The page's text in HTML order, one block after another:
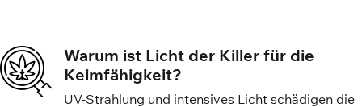
Warum ist Licht der Killer für die
Keimfähigkeit?
UV-Strahlung und intensives Licht schädigen die